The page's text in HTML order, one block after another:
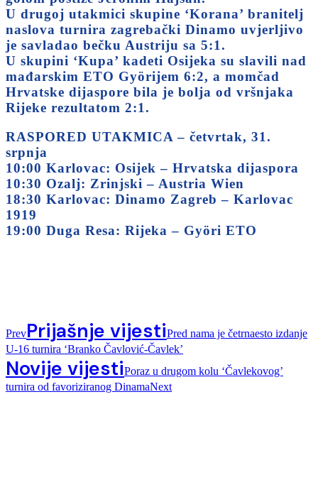
U drugoj utakmici skupine ‘Korana’ branitelj
naslova turnira zagrebački Dinamo uvjerljivo
je savladao bečku Austriju sa 5:1.
U skupini ‘Kupa’ kadeti Osijeka su slavili nad
mađarskim ETO Györijem 6:2, a momčad
Hrvatske dijaspore bila je bolja od vršnjaka
Rijeke rezultatom 2:1.
RASPORED UTAKMICA – četvrtak, 31.
srpnja
10:00 Karlovac: Osijek – Hrvatska dijaspora
10:30 Ozalj: Zrinjski – Austria Wien
18:30 Karlovac: Dinamo Zagreb – Karlovac
1919
19:00 Duga Resa: Rijeka – Györi ETO
PrevPrijašnje vijestiPred nama je četrnaesto izdanje
U-16 turnira ‘Branko Čavlović-Čavlek’
Novije vijestiPoraz u drugom kolu ‘Čavlekovog’
turnira od favoriziranog DinamaNext